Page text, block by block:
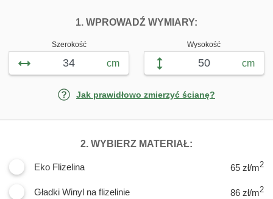
1. WPROWADŹ WYMIARY:
Szerokość
cm
Wysokość
cm
Jak prawidłowo zmierzyć ścianę?
2. WYBIERZ MATERIAŁ:
Eko Flizelina 65 zł/m2
Gładki Winyl na flizelinie 86 zł/m2